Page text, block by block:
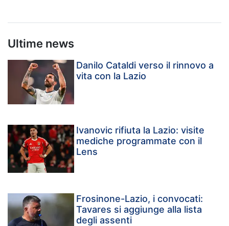
Ultime news
Danilo Cataldi verso il rinnovo a
vita con la Lazio
Ivanovic rifiuta la Lazio: visite
mediche programmate con il
Lens
Frosinone-Lazio, i convocati:
Tavares si aggiunge alla lista
degli assenti